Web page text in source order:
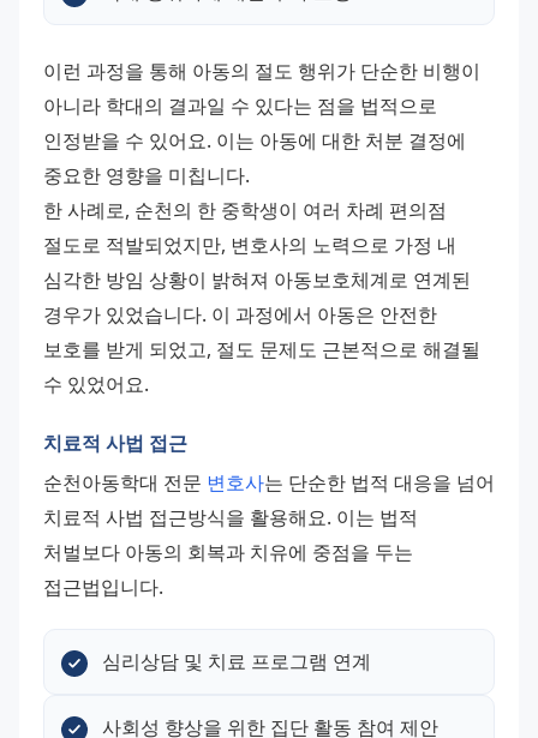
이런 과정을 통해 아동의 절도 행위가 단순한 비행이
아니라 학대의 결과일 수 있다는 점을 법적으로
인정받을 수 있어요. 이는 아동에 대한 처분 결정에
중요한 영향을 미칩니다.
한 사례로, 순천의 한 중학생이 여러 차례 편의점
절도로 적발되었지만, 변호사의 노력으로 가정 내
심각한 방임 상황이 밝혀져 아동보호체계로 연계된
경우가 있었습니다. 이 과정에서 아동은 안전한
보호를 받게 되었고, 절도 문제도 근본적으로 해결될
수 있었어요.
치료적 사법 접근
순천아동학대 전문 변호사는 단순한 법적 대응을 넘어
치료적 사법 접근방식을 활용해요. 이는 법적
처벌보다 아동의 회복과 치유에 중점을 두는
접근법입니다.
심리상담 및 치료 프로그램 연계
사회성 향상을 위한 집단 활동 참여 제안